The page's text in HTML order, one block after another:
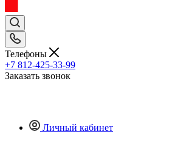
Телефоны
+7 812-425-33-99
Заказать звонок
Личный кабинет